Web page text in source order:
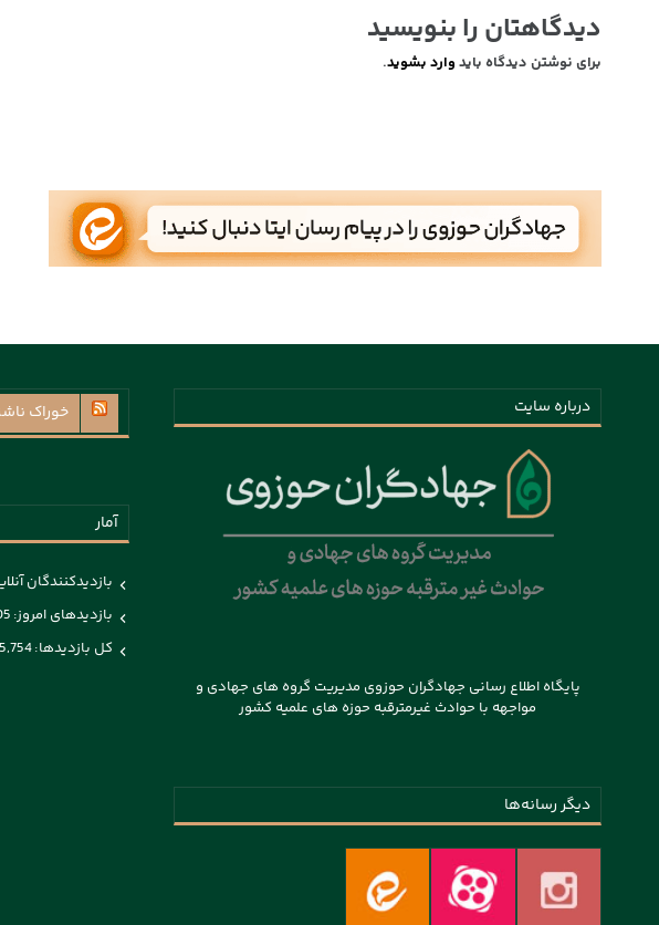
دیدگاهتان را بنویسید
برای نوشتن دیدگاه باید وارد بشوید.
درباره سایت
پایگاه اطلاع رسانی جهادگران حوزوی مدیریت گروه های جهادی و
مواجهه با حوادث غیرمترقبه حوزه های علمیه کشور
دیگر رسانه‌ها
خوراک
آمار
بازدیدکنندگان
بازدیدهای امروز:
کل بازدیدها: